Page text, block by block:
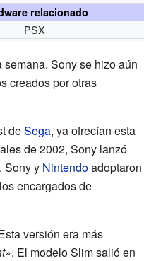
relacionado
PSX
Sony se hizo aún
creados por otras
deSega, ya ofrecían esta
de 2002, Sony lanzó
Sony y Nintendoadoptaron
encargados de
versión era más
». El modelo Slim salió en